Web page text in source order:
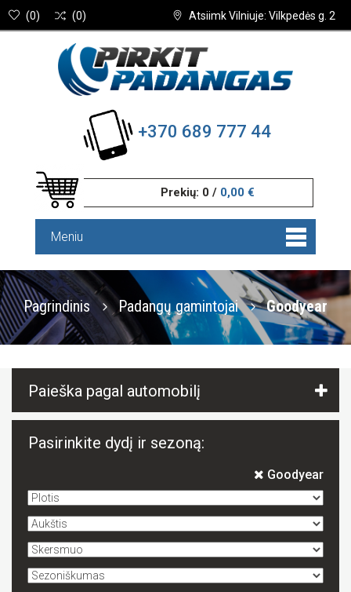
Atsiimk Vilniuje: Vilkpedės g. 2
(0) (0)
+370 689 777 44
Prekių: 0 / 0,00 €
Meniu
Pagrindinis Padangų gamintojai Goodyear
Paieška pagal automobilį
Pasirinkite dydį ir sezoną:
Goodyear